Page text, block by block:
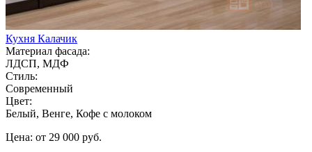
Кухня Калачик
Материал фасада:
ЛДСП, МДФ
Стиль:
Современный
Цвет:
Белый, Венге, Кофе с молоком
Цена: от 29 000 руб.